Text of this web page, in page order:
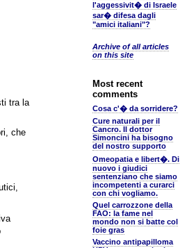
tra la
che
l'aggessivit� di Israele
sar� difesa dagli
"amici italiani"?
Archive of all articles
on this site
Most recent
comments
Cosa c'� da sorridere?
Cure naturali per il
Cancro. Il dottor
Simoncini ha bisogno
del nostro supporto
Omeopatia e libert�. Di
nuovo i giudici
sentenziano che siamo
incompetenti a curarci
con chi vogliamo.
Quel carrozzone della
FAO: la fame nel
mondo non si batte col
foie gras
Vaccino antipapilloma